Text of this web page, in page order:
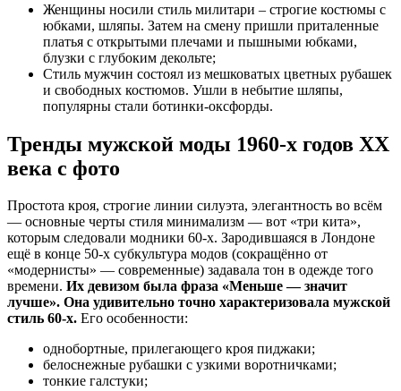
Женщины носили стиль милитари – строгие костюмы с
юбками, шляпы. Затем на смену пришли приталенные
платья с открытыми плечами и пышными юбками,
блузки с глубоким декольте;
Стиль мужчин состоял из мешковатых цветных рубашек
и свободных костюмов. Ушли в небытие шляпы,
популярны стали ботинки-оксфорды.
Тренды мужской моды 1960-х годов XX
века с фото
Простота кроя, строгие линии силуэта, элегантность во всём
— основные черты стиля минимализм — вот «три кита»,
которым следовали модники 60-х. Зародившаяся в Лондоне
ещё в конце 50-х субкультура модов (сокращённо от
«модернисты» — современные) задавала тон в одежде того
времени. Их девизом была фраза «Меньше — значит
лучше». Она удивительно точно характеризовала мужской
стиль 60-х. Его особенности:
однобортные, прилегающего кроя пиджаки;
белоснежные рубашки с узкими воротничками;
тонкие галстуки;